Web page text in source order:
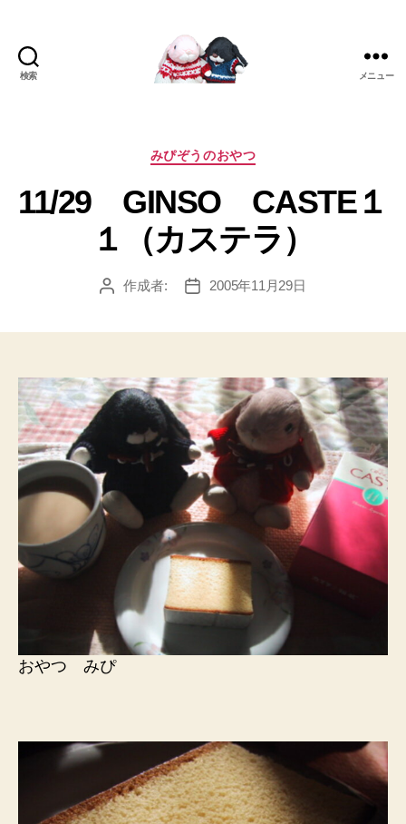
検索
ぴ
う
Blog
メニュー
カ
ゴ
リ
ー
みぴぞうのおやつ
11/29 GINSO CASTE１
１（カステラ）
投
作成者:
投
2005年11月29日
おやつ みぴ